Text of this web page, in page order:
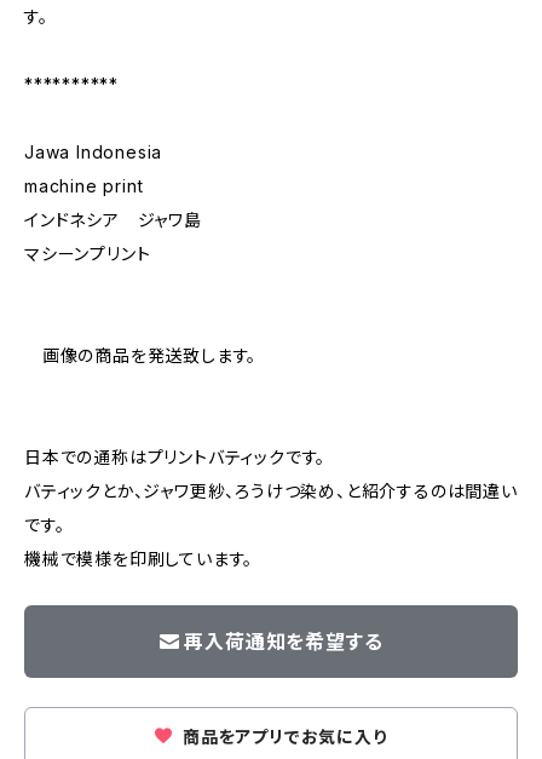
す。
**********
Jawa Indonesia
machine print
インドネシア ジャワ島
マシーンプリント
画像の商品を発送致します。
日本での通称はプリントバティックです。
バティックとか、ジャワ更紗、ろうけつ染め、と紹介するのは間違い
です。
機械で模様を印刷しています。
再入荷通知を希望する
商品をアプリでお気に入り